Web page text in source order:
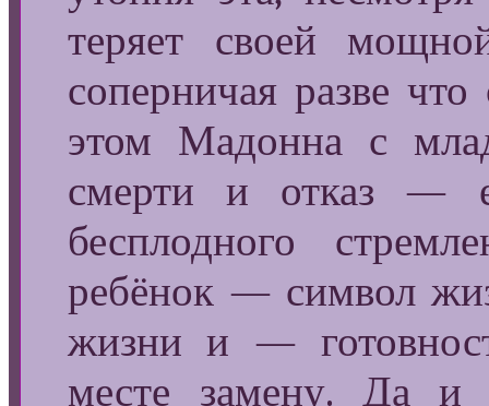
теряет своей
соперничая разве
этом Мадонна с
смерти и отказ —
бесплодного
ребёнок — символ
жизни и —
месте замену. Да и